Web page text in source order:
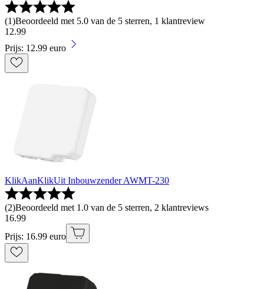
(1)Beoordeeld met 5.0 van de 5 sterren, 1 klantreview
12.99
Prijs: 12.99 euro
KlikAanKlikUit Inbouwzender AWMT-230
(2)Beoordeeld met 1.0 van de 5 sterren, 2 klantreviews
16.99
Prijs: 16.99 euro